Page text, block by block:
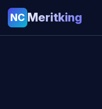
NC Meritking